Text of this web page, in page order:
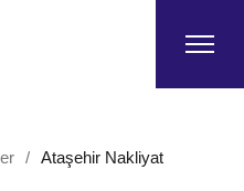
Ataşehir Nakliyat